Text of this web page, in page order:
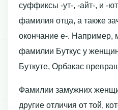
суффиксы -ут-, -айт-, и -
фамилия отца, а также
окончание е-. Например,
фамилии Буткус у
Буткуте, Орбакас
Фамилии замужних
другие отличия от той,